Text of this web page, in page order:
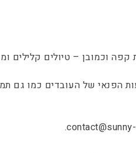
קפה וכמובן – טיולים קלילים
הפנאי של העובדים כמו
.